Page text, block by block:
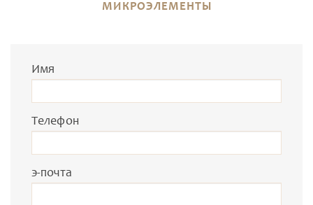
МИКРОЭЛЕМЕНТЫ
Имя
Телефон
э-почта